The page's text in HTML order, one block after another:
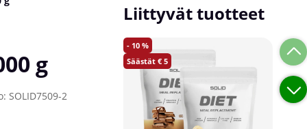
g
SOLID7509-2
Liittyvät tuotteet
10
5